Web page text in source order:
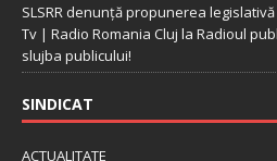
SLSRR denunţă propunerea
Tv | Radio Romania Cluj la Radioul
slujba publicului!
SINDICAT
ACTUALITATE